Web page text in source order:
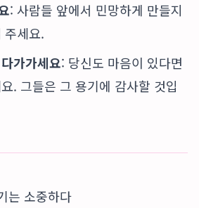
: 사람들 앞에서 민망하게 만들지
주세요.
가가세요: 당신도 마음이 있다면
. 그들은 그 용기에 감사할 것입
는 소중하다